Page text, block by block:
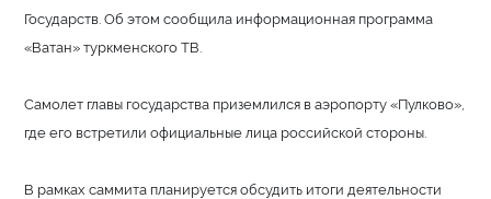
Государств. Об этом сообщила информационная программа
«Ватан» туркменского ТВ.
Самолет главы государства приземлился в аэропорту «Пулково»,
где его встретили официальные лица российской стороны.
В рамках саммита планируется обсудить итоги деятельности